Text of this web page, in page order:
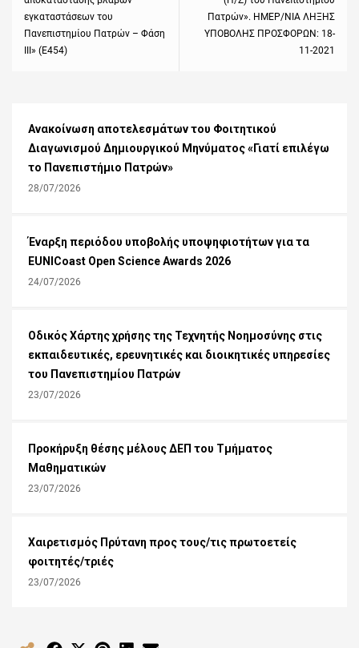
εγκαταστάσεων του
Πανεπιστημίου Πατρών – Φάση
ΙΙΙ» (Ε454)
Πατρών». ΗΜΕΡ/ΝΙΑ ΛΗΞΗΣ
ΥΠΟΒΟΛΗΣ ΠΡΟΣΦΟΡΩΝ: 18-
11-2021
Ανακοίνωση αποτελεσμάτων του Φοιτητικού
Διαγωνισμού Δημιουργικού Μηνύματος «Γιατί επιλέγω
το Πανεπιστήμιο Πατρών»
28/07/2026
Έναρξη περιόδου υποβολής υποψηφιοτήτων για τα
EUNICoast Open Science Awards 2026
24/07/2026
Οδικός Χάρτης χρήσης της Τεχνητής Νοημοσύνης στις
εκπαιδευτικές, ερευνητικές και διοικητικές υπηρεσίες
του Πανεπιστημίου Πατρών
23/07/2026
Προκήρυξη θέσης μέλους ΔΕΠ του Τμήματος
Μαθηματικών
23/07/2026
Χαιρετισμός Πρύτανη προς τους/τις πρωτοετείς
φοιτητές/τριές
23/07/2026